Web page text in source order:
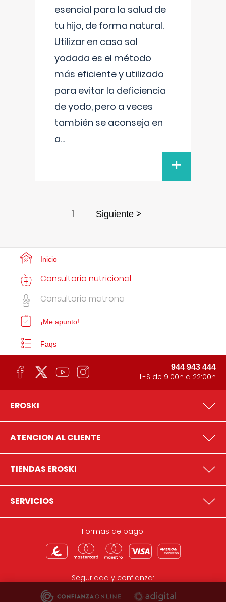
esencial para la salud de
tu hijo, de forma natural.
Utilizar en casa sal
yodada es el método
más eficiente y utilizado
para evitar la deficiencia
de yodo, pero a veces
también se aconseja en
a...
+
1 Siguiente >
Inicio
Consultorio nutricional
Consultorio matrona
¡Me apunto!
Faqs
944 943 444
L-S de 9:00h a 22:00h
EROSKI
ATENCION AL CLIENTE
TIENDAS EROSKI
SERVICIOS
Formas de pago:
Seguridad y confianza: